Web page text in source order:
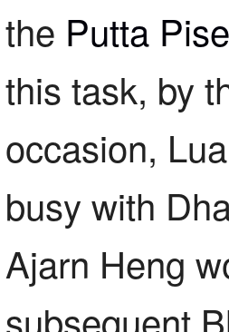
the Putta
this task, by
occasion,
busy with
Ajarn Heng
subsequent